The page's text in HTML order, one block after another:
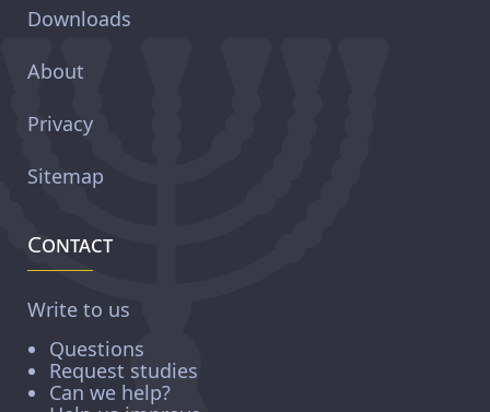
Downloads
About
Privacy
Sitemap
Contact
Write to us
Questions
Request studies
Can we help?